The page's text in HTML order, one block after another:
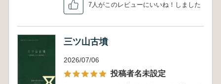
7人がこのレビューにいいね！しました
三ツ山古墳
2026/07/06
投稿者名未設定